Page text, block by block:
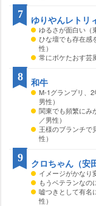
ゆりやんレトリ
ゆるさが面白い（
ひな壇でも存在感
性）
常にボケたおす芸
7
和牛
M-1グランプリ、
男性）
関東でも頻繁にみ
／男性）
王様のブランチで
性）
8
クロちゃん（安
イメージがかなり
もうベテランなの
嘘つきとして有名
性）
9